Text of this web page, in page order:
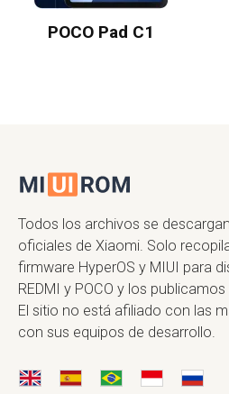
POCO Pad C1
Todos los archivos se
oficiales de Xiaomi. Solo
firmware HyperOS y MIUI para
REDMI y POCO y los
El sitio no está afiliado con las
con sus equipos de desarrollo.